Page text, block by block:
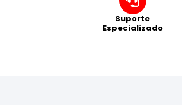
Suporte
Especializado